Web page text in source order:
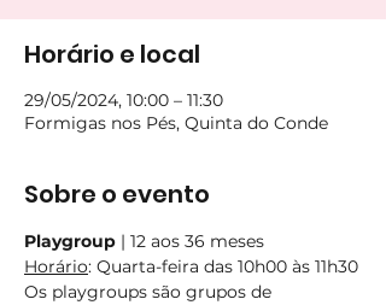
Horário e local
29/05/2024, 10:00 – 11:30
Formigas nos Pés, Quinta do Conde
Sobre o evento
Playgroup | 12 aos 36 meses
Horário: Quarta-feira das 10h00 às 11h30
Os playgroups são grupos de